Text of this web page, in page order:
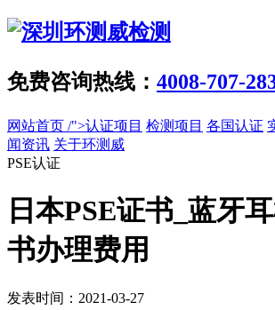
免费咨询热线： 4008-707-
网站首页 /">认证项目 检测项目 各国认证
闻资讯 关于环测威
PSE认证
日本PSE证书_蓝牙
书办理费用
发表时间：2021-03-27